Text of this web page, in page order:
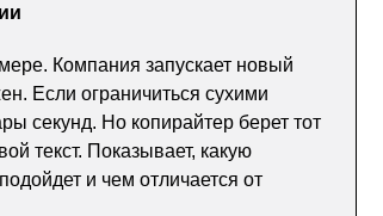
Компания запускает новый
Если ограничиться сухими
секунд. Но копирайтер берет тот
текст. Показывает, какую
и чем отличается от